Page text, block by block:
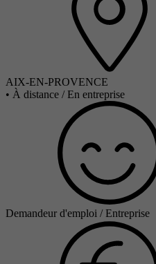
AIX-EN-PROVENCE
• À distance / En entreprise
Demandeur d'emploi / Entreprise